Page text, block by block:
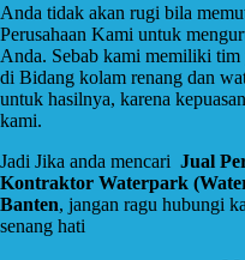
Anda tidak akan rugi bila
Perusahaan Kami untuk
Anda. Sebab kami memiliki tim
di Bidang kolam renang dan
untuk hasilnya, karena
kami.
Jadi Jika anda mencari Jual
Kontraktor Waterpark
Banten, jangan ragu hubungi
senang hati